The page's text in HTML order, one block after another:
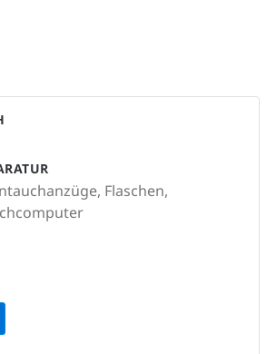
Flaschen,